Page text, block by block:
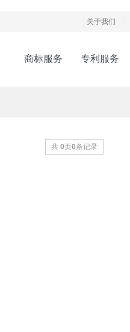
关于我们
商标服务 专利服务
共 0页0条记录